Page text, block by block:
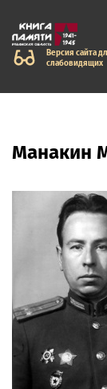
Версия сайта
слабовидящих
Манакин